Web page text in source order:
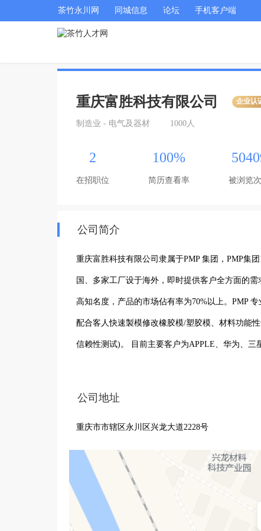
茶竹永川网 同城信息 论坛 手机客户端
重庆富胜科技有限公司 企业认
制造业 - 电气及器材 1000人
2
在招职位
100%
简历查看率 被浏览
公司简介
重庆富胜科技有限公司隶属于PMP 集团，PMP集
国、多家工厂设于海外，即时提供客户全方面的
高知名度，产品的市场佔有率为70%以上。PMP
配合客人快速製模修改橡胶模/塑胶模、材料功能
信赖性测试)。 目前主要客户为APPLE、华为、三
公司地址
重庆市市辖区永川区兴龙大道2228号